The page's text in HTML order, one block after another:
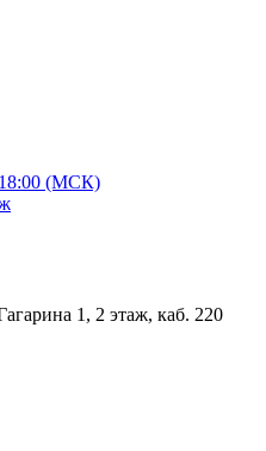
(МСК)
1, 2 этаж, каб. 220